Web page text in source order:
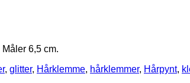
6,5 cm.
, glitter, Hårklemme, hårklemmer, Hårpynt,